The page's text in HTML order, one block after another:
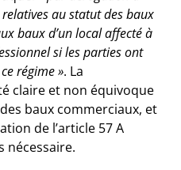
au statut des baux
baux d’un local affecté à
si les parties ont
régime ». La
claire et non équivoque
baux commerciaux, et
de l’article 57 A
nécessaire.